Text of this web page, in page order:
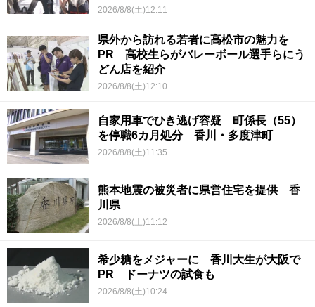
2026/8/8(土)12:11
県外から訪れる若者に高松市の魅力を
PR 高校生らがバレーボール選手らにう
どん店を紹介
2026/8/8(土)12:10
自家用車でひき逃げ容疑 町係長（55）
を停職6カ月処分 香川・多度津町
2026/8/8(土)11:35
熊本地震の被災者に県営住宅を提供 香
川県
2026/8/8(土)11:12
希少糖をメジャーに 香川大生が大阪で
PR ドーナツの試食も
2026/8/8(土)10:24